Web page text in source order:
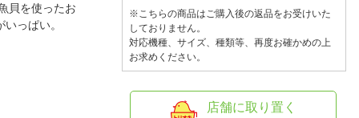
窓口
貝を使ったお
いっぱい。
※こちらの商品はご購入後の返品をお受けいた
しておりません。
対応機種、サイズ、種類等、再度お確かめの上
お求めください。
店舗に取り置く